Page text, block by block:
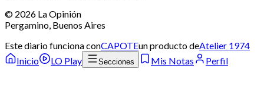
© 2026 La Opinión
Pergamino, Buenos Aires
Este diario funciona conCAPOTEun producto deAtelier 1974
Inicio
LO Play Secciones Mis Notas Perfil